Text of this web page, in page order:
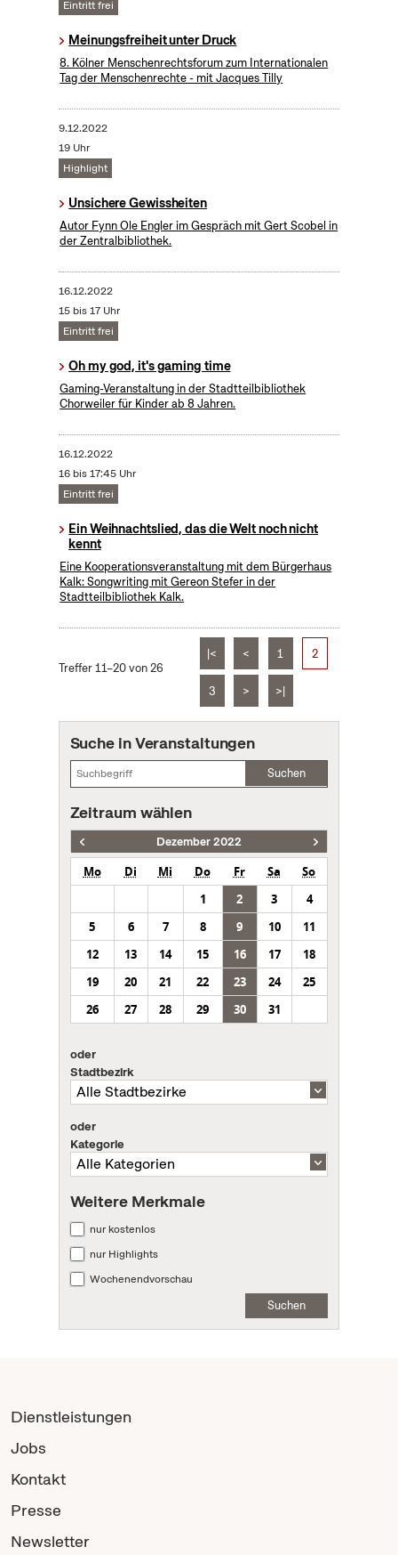
Eintritt frei
Meinungsfreiheit unter Druck
8. Kölner Menschenrechtsforum zum Internationalen
Tag der Menschenrechte - mit Jacques Tilly
9.12.2022
19 Uhr
Highlight
Unsichere Gewissheiten
Autor Fynn Ole Engler im Gespräch mit Gert Scobel in
der Zentralbibliothek.
16.12.2022
15 bis 17 Uhr
Eintritt frei
Oh my god, it's gaming time
Gaming-Veranstaltung in der Stadtteilbibliothek
Chorweiler für Kinder ab 8 Jahren.
16.12.2022
16 bis 17:45 Uhr
Eintritt frei
Ein Weihnachtslied, das die Welt noch nicht
kennt
Eine Kooperationsveranstaltung mit dem Bürgerhaus
Kalk: Songwriting mit Gereon Stefer in der
Stadtteilbibliothek Kalk.
Treffer 11–20 von 26
|< < 1 2
3 > >|
Suche in Veranstaltungen
Suchen
Zeitraum wählen
Dezember 2022
Mo Di Mi Do Fr Sa
So
1
2 3
4
5
6 7 8 9 10
11
12
13 14 15 16 17
18
19
20 21 22 23 24
25
26
27 28 29 30 31
oder
Stadtbezirk
oder
Kategorie
Weitere Merkmale
nur kostenlos
nur Highlights
Wochenendvorschau
Suchen
Dienstleistungen
Jobs
Kontakt
Presse
Newsletter